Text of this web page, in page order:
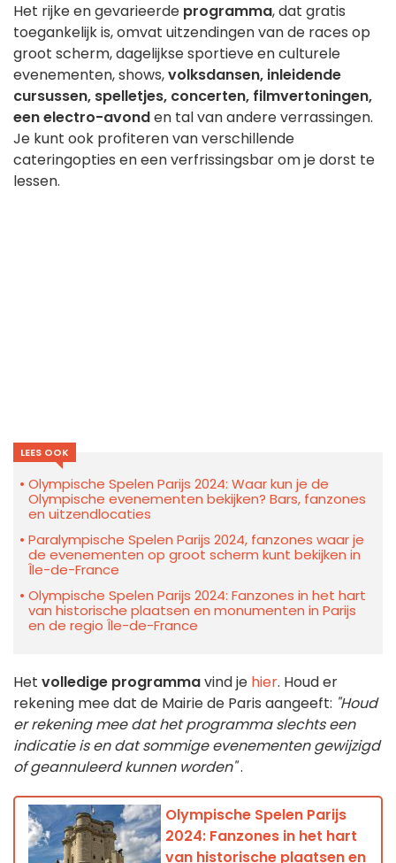
Het rijke en gevarieerde programma, dat gratis
toegankelijk is, omvat uitzendingen van de races op
groot scherm, dagelijkse sportieve en culturele
evenementen, shows,volksdansen, inleidende
cursussen, spelletjes, concerten, filmvertoningen,
een electro-avonden tal van andere verrassingen.
Je kunt ook profiteren van verschillende
cateringopties en een verfrissingsbar om je dorst te
lessen.
LEES OOK
Olympische Spelen Parijs 2024: Waar kun je de
Olympische evenementen bekijken? Bars, fanzones
en uitzendlocaties
Paralympische Spelen Parijs 2024, fanzones waar je
de evenementen op groot scherm kunt bekijken in
Île-de-France
Olympische Spelen Parijs 2024: Fanzones in het hart
van historische plaatsen en monumenten in Parijs
en de regio Île-de-France
Het volledige programmavind je hier. Houd er
rekening mee dat de Mairie de Paris aangeeft: "Houd
er rekening mee dat het programma slechts een
indicatie is en dat sommige evenementen gewijzigd
of geannuleerd kunnen worden".
Olympische Spelen Parijs
2024: Fanzones in het hart
van historische plaatsen en